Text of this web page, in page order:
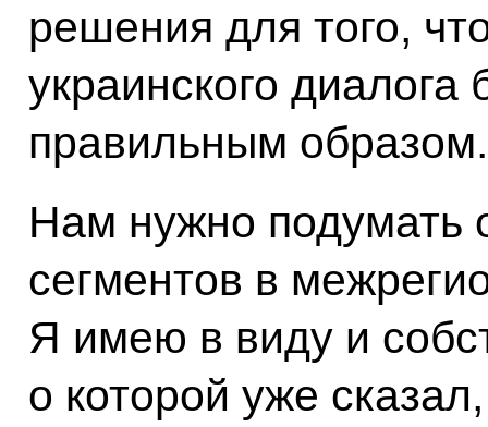
решения для того,
украинского
правильным образом.
Нам нужно подумать
сегментов в
Я имею в виду и
о которой уже